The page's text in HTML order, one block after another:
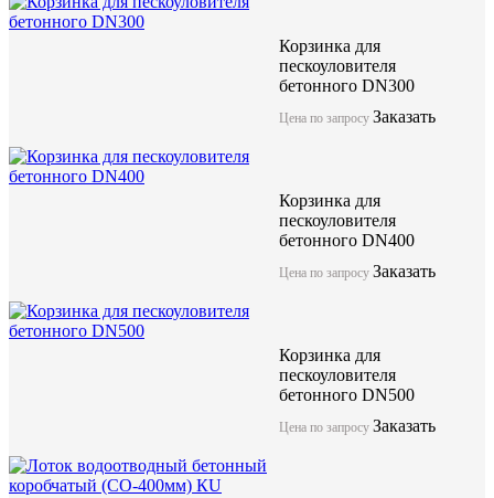
Компания ЖБИ "КубаньСпецБетон" предлагает лоток
решетками (класс нагрузки от А15 до F900) может
нагрузки до F900. Имеет длинну 1000мм и качественные
Данные изделия изготоавливаются по технологии
Лоток водоотводный
коробчатый (СО-400мм), с
КUв 100.54(40).47,5(39,5) -
5-0
Корзинка для
пескоуловителя
бетонного DN300
Цена по запросуЗаказать
Корзинка для
пескоуловителя
бетонного DN400
Цена по запросуЗаказать
Корзинка для
пескоуловителя
бетонного DN500
Цена по запросуЗаказать